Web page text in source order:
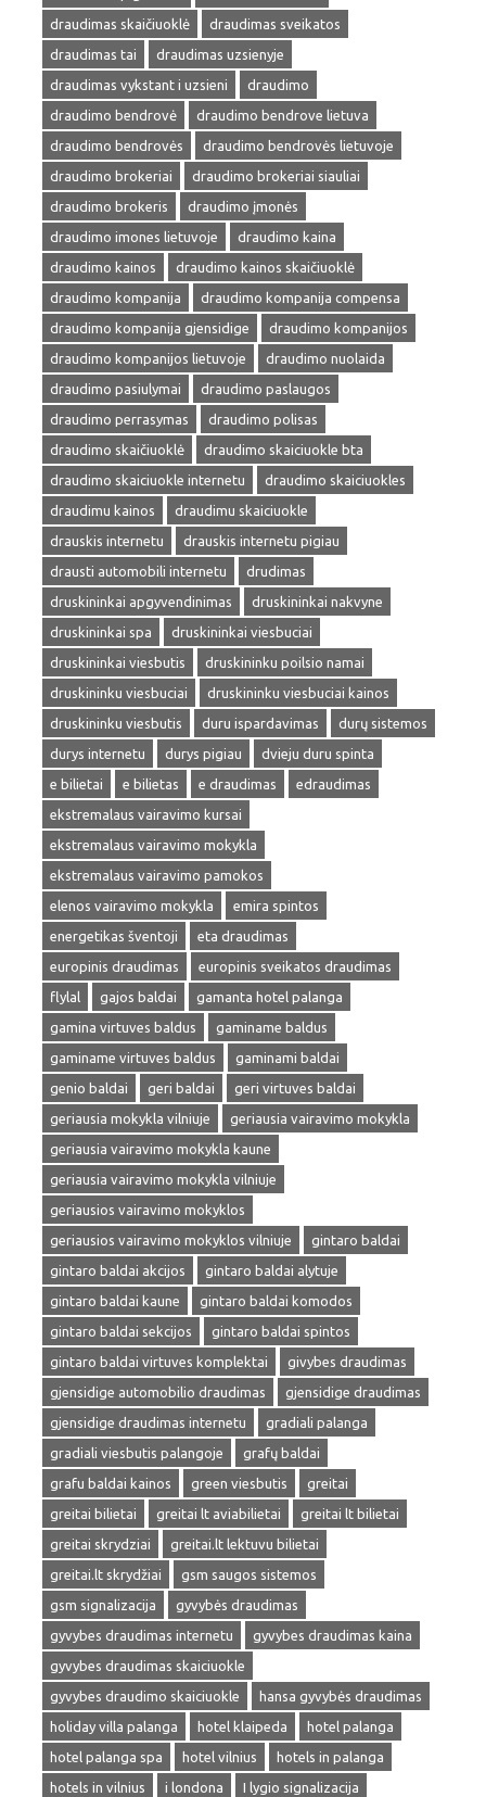
draudimas skaičiuoklė
draudimas sveikatos
draudimas tai
draudimas uzsienyje
draudimas vykstant i uzsieni
draudimo
draudimo bendrovė
draudimo bendrove lietuva
draudimo bendrovės
draudimo bendrovės lietuvoje
draudimo brokeriai
draudimo brokeriai siauliai
draudimo brokeris
draudimo įmonės
draudimo imones lietuvoje
draudimo kaina
draudimo kainos
draudimo kainos skaičiuoklė
draudimo kompanija
draudimo kompanija compensa
draudimo kompanija gjensidige
draudimo kompanijos
draudimo kompanijos lietuvoje
draudimo nuolaida
draudimo pasiulymai
draudimo paslaugos
draudimo perrasymas
draudimo polisas
draudimo skaičiuoklė
draudimo skaiciuokle bta
draudimo skaiciuokle internetu
draudimo skaiciuokles
draudimu kainos
draudimu skaiciuokle
drauskis internetu
drauskis internetu pigiau
drausti automobili internetu
drudimas
druskininkai apgyvendinimas
druskininkai nakvyne
druskininkai spa
druskininkai viesbuciai
druskininkai viesbutis
druskininku poilsio namai
druskininku viesbuciai
druskininku viesbuciai kainos
druskininku viesbutis
duru ispardavimas
durų sistemos
durys internetu
durys pigiau
dvieju duru spinta
e bilietai
e bilietas e draudimas
edraudimas
ekstremalaus vairavimo kursai
ekstremalaus vairavimo mokykla
ekstremalaus vairavimo pamokos
elenos vairavimo mokykla
emira spintos
energetikas šventoji
eta draudimas
europinis draudimas
europinis sveikatos draudimas
flylal
gajos baldai
gamanta hotel palanga
gamina virtuves baldus
gaminame baldus
gaminame virtuves baldus
gaminami baldai
genio baldai
geri baldai
geri virtuves baldai
geriausia mokykla vilniuje
geriausia vairavimo mokykla
geriausia vairavimo mokykla kaune
geriausia vairavimo mokykla vilniuje
geriausios vairavimo mokyklos
geriausios vairavimo mokyklos vilniuje
gintaro baldai
gintaro baldai akcijos
gintaro baldai alytuje
gintaro baldai kaune
gintaro baldai komodos
gintaro baldai sekcijos
gintaro baldai spintos
gintaro baldai virtuves komplektai
givybes draudimas
gjensidige automobilio draudimas
gjensidige draudimas
gjensidige draudimas internetu
gradiali palanga
gradiali viesbutis palangoje
grafų baldai
grafu baldai kainos
green viesbutis
greitai
greitai bilietai
greitai lt aviabilietai
greitai lt bilietai
greitai skrydziai
greitai.lt lektuvu bilietai
greitai.lt skrydžiai
gsm saugos sistemos
gsm signalizacija
gyvybės draudimas
gyvybes draudimas internetu
gyvybes draudimas kaina
gyvybes draudimas skaiciuokle
gyvybes draudimo skaiciuokle
hansa gyvybės draudimas
holiday villa palanga
hotel klaipeda
hotel palanga
hotel palanga spa
hotel vilnius
hotels in palanga
hotels in vilnius
i londona
I lygio signalizacija